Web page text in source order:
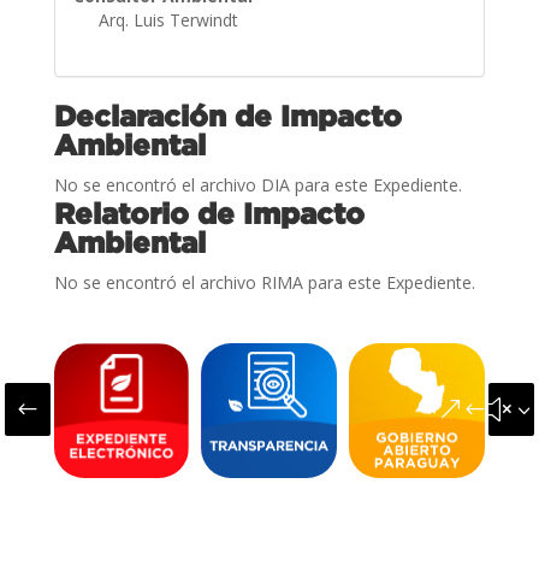
Arq. Luis Terwindt
Declaración de Impacto
Ambiental
No se encontró el archivo DIA para este Expediente.
Relatorio de Impacto
Ambiental
No se encontró el archivo RIMA para este Expediente.
#